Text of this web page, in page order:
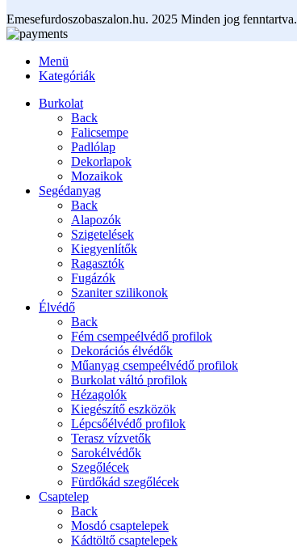
Emesefurdoszobaszalon.hu. 2025 Minden jog fenntartva.
Menü
Kategóriák
Burkolat
Back
Falicsempe
Padlólap
Dekorlapok
Mozaikok
Segédanyag
Back
Alapozók
Szigetelések
Kiegyenlítők
Ragasztók
Fugázók
Szaniter szilikonok
Élvédő
Back
Fém csempeélvédő profilok
Dekorációs élvédők
Műanyag csempeélvédő profilok
Burkolat váltó profilok
Hézagolók
Kiegészítő eszközök
Lépcsőélvédő profilok
Terasz vízvetők
Sarokélvédők
Szegőlécek
Fürdőkád szegőlécek
Csaptelep
Back
Mosdó csaptelepek
Kádtöltő csaptelepek